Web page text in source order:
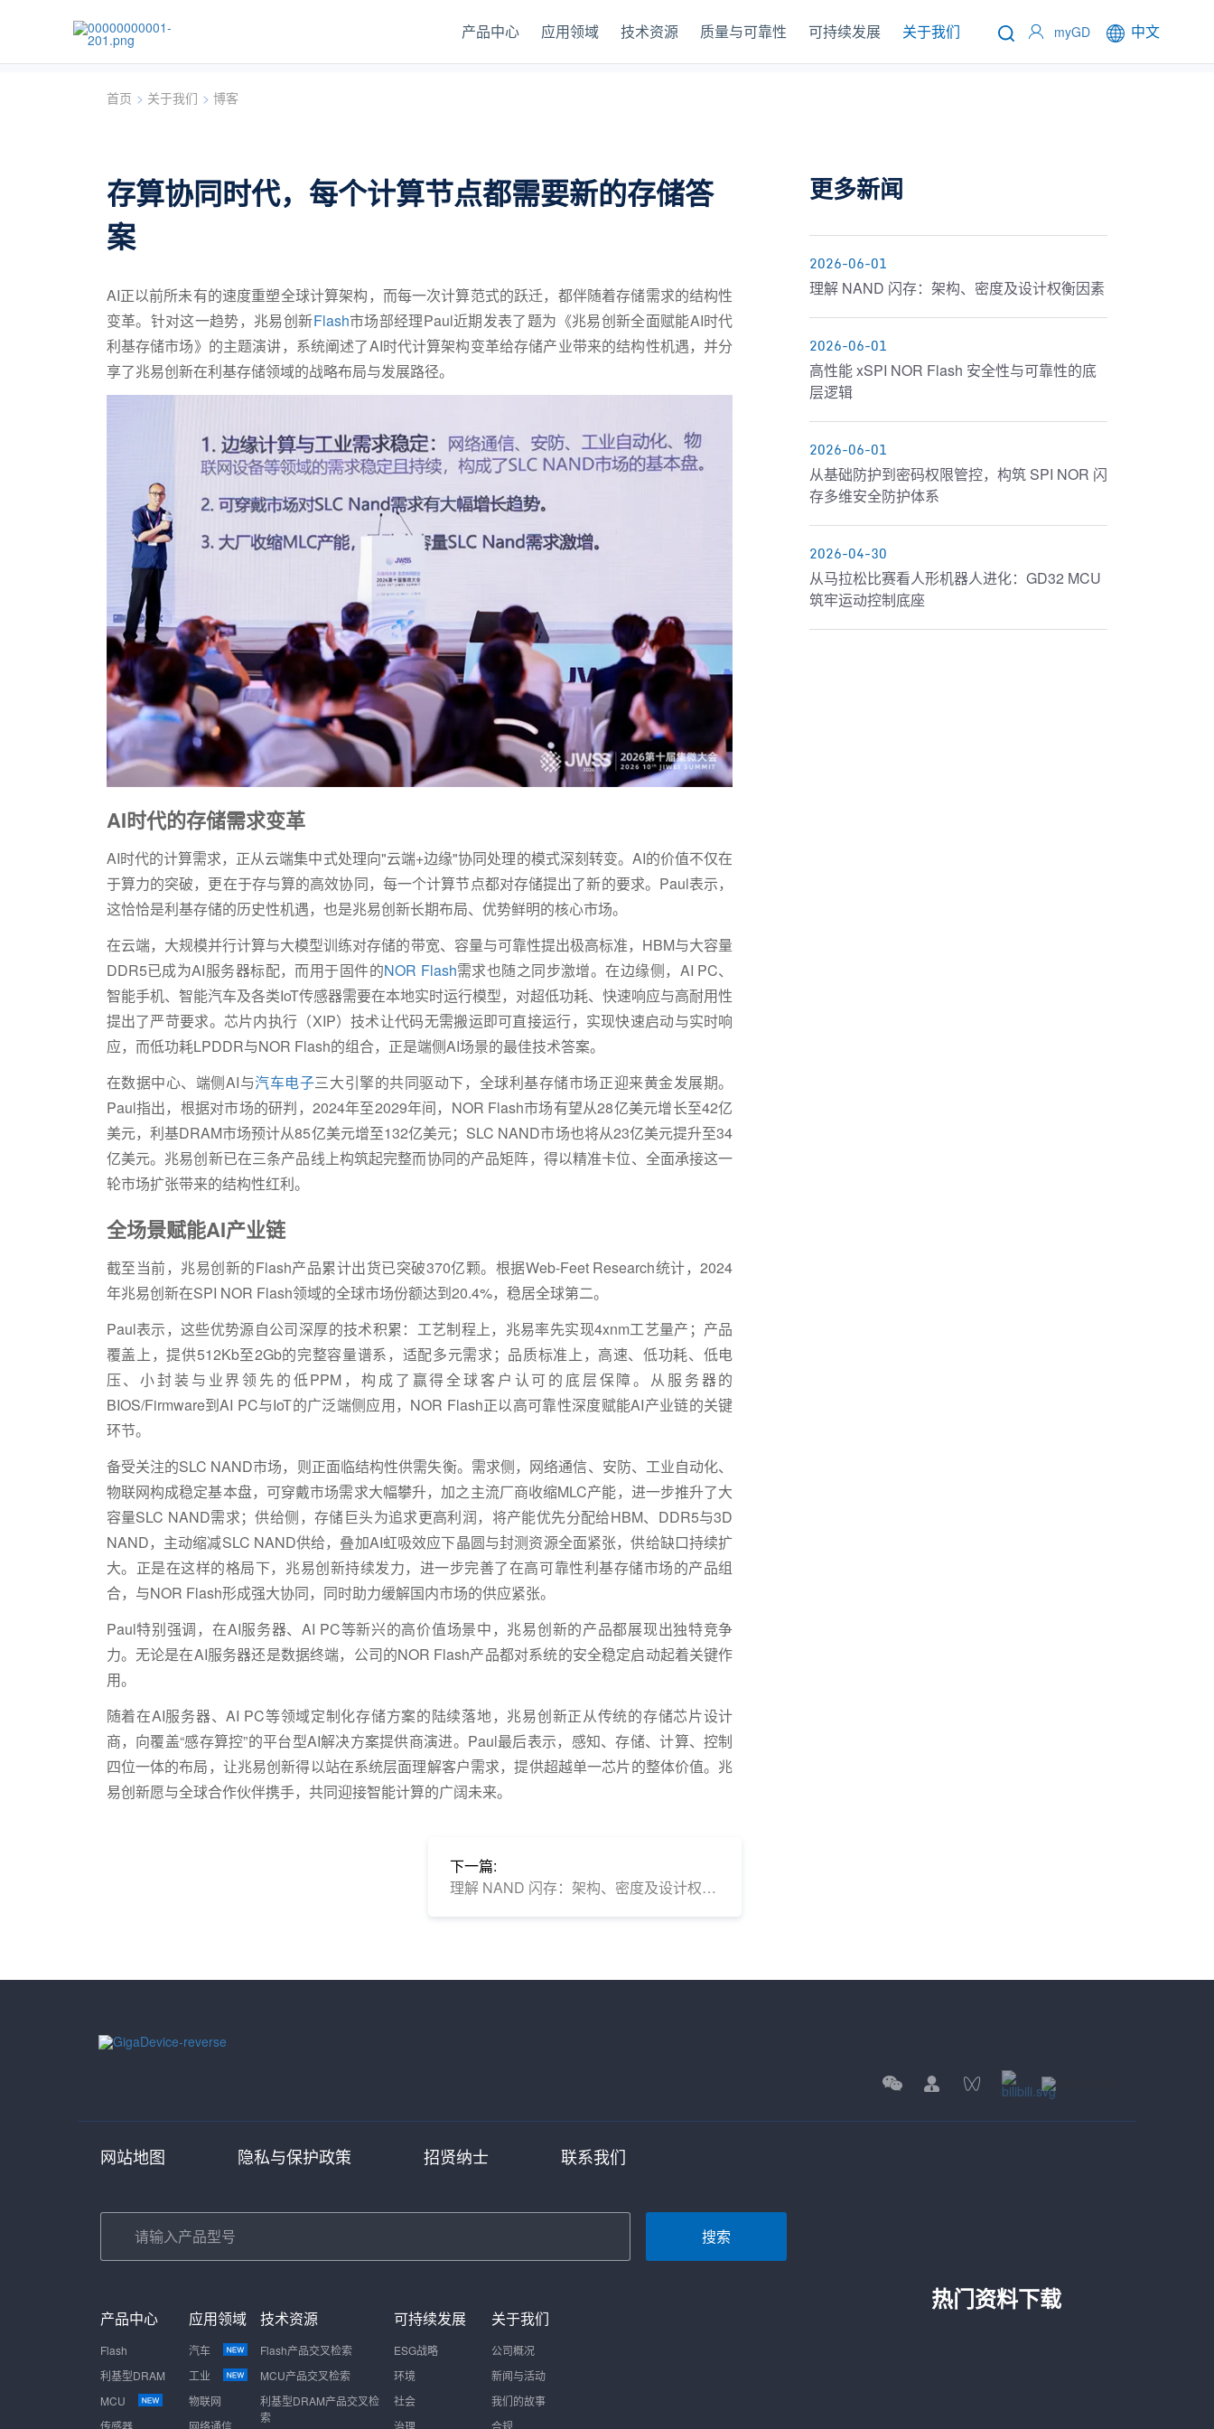
产品中心 应用领域 技术资源 质量与可靠性 可持续发展 关于我们 myGD 中文
首页 > 关于我们 > 博客
存算协同时代，每个计算节点都需要新的存储答
案
AI正以前所未有的速度重塑全球计算架构，而每一次计算范式的跃迁，都伴随着存储需求的结构性
变革。针对这一趋势，兆易创新Flash市场部经理Paul近期发表了题为《兆易创新全面赋能AI时代
利基存储市场》的主题演讲，系统阐述了AI时代计算架构变革给存储产业带来的结构性机遇，并分
享了兆易创新在利基存储领域的战略布局与发展路径。
AI时代的存储需求变革
AI时代的计算需求，正从云端集中式处理向"云端+边缘"协同处理的模式深刻转变。AI的价值不仅在
于算力的突破，更在于存与算的高效协同，每一个计算节点都对存储提出了新的要求。 Paul表示，
这恰恰是利基存储的历史性机遇，也是兆易创新长期布局、优势鲜明的核心市场。
在云端，大规模并行计算与大模型训练对存储的带宽、容量与可靠性提出极高标准， HBM与大容量
DDR5已成为AI服务器标配，而用于固件的NOR Flash需求也随之同步激增。在边缘侧， AI PC、
智能手机、智能汽车及各类IoT传感器需要在本地实时运行模型，对超低功耗、快速响应与高耐用性
提出了严苛要求。芯片内执行（XIP）技术让代码无需搬运即可直接运行，实现快速启动与实时响
应，而低功耗LPDDR与NOR Flash的组合，正是端侧AI场景的最佳技术答案。
在数据中心、端侧AI与汽车电子三大引擎的共同驱动下，全球利基存储市场正迎来黄金发展期。
Paul指出，根据对市场的研判， 2024年至2029年间， NOR Flash市场有望从28亿美元增长至42亿
美元，利基DRAM市场预计从85亿美元增至132亿美元； SLC NAND市场也将从23亿美元提升至34
亿美元。兆易创新已在三条产品线上构筑起完整而协同的产品矩阵，得以精准卡位、全面承接这一
轮市场扩张带来的结构性红利。
全场景赋能AI产业链
截至当前，兆易创新的Flash产品累计出货已突破370亿颗。根据Web-Feet Research统计，2024
年兆易创新在SPI NOR Flash领域的全球市场份额达到20.4%，稳居全球第二。
Paul表示，这些优势源自公司深厚的技术积累：工艺制程上，兆易率先实现4xnm工艺量产；产品
覆盖上，提供512Kb至2Gb的完整容量谱系，适配多元需求；品质标准上，高速、低功耗、低电
压、小封装与业界领先的低PPM ，构成了赢得全球客户认可的底层保障。从服务器的
BIOS/Firmware到AI PC与IoT的广泛端侧应用， NOR Flash正以高可靠性深度赋能AI产业链的关键
环节。
备受关注的SLC NAND市场，则正面临结构性供需失衡。需求侧，网络通信、安防、工业自动化、
物联网构成稳定基本盘，可穿戴市场需求大幅攀升，加之主流厂商收缩MLC产能，进一步推升了大
容量SLC NAND需求；供给侧，存储巨头为追求更高利润，将产能优先分配给HBM、 DDR5与3D
NAND，主动缩减SLC NAND供给，叠加AI虹吸效应下晶圆与封测资源全面紧张，供给缺口持续扩
大。正是在这样的格局下，兆易创新持续发力，进一步完善了在高可靠性利基存储市场的产品组
合，与NOR Flash形成强大协同，同时助力缓解国内市场的供应紧张。
Paul特别强调，在AI服务器、AI PC等新兴的高价值场景中，兆易创新的产品都展现出独特竞争
力。无论是在AI服务器还是数据终端，公司的NOR Flash产品都对系统的安全稳定启动起着关键作
用。
随着在AI服务器、AI PC等领域定制化存储方案的陆续落地，兆易创新正从传统的存储芯片设计
商，向覆盖“感存算控”的平台型AI解决方案提供商演进。 Paul最后表示，感知、存储、计算、控制
四位一体的布局，让兆易创新得以站在系统层面理解客户需求，提供超越单一芯片的整体价值。兆
易创新愿与全球合作伙伴携手，共同迎接智能计算的广阔未来。
下一篇:
理解 NAND 闪存：架构、密度及设计权衡因素
更多新闻
2026-06-01
理解 NAND 闪存：架构、密度及设计权衡因素
2026-06-01
高性能 xSPI NOR Flash 安全性与可靠性的底
层逻辑
2026-06-01
从基础防护到密码权限管控，构筑 SPI NOR 闪
存多维安全防护体系
2026-04-30
从马拉松比赛看人形机器人进化：GD32 MCU
筑牢运动控制底座
网站地图 隐私与保护政策 招贤纳士 联系我们
搜索
产品中心
Flash
利基型DRAM
MCU
传感器
应用领域
汽车
工业
物联网
网络通信
技术资源
Flash产品交叉检索
MCU产品交叉检索
利基型DRAM产品交叉检
索
可持续发展
ESG战略
环境
社会
治理
关于我们
公司概况
新闻与活动
我们的故事
合规
热门资料下载